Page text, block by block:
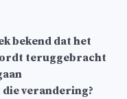
bekend dat het
teruggebracht
verandering?